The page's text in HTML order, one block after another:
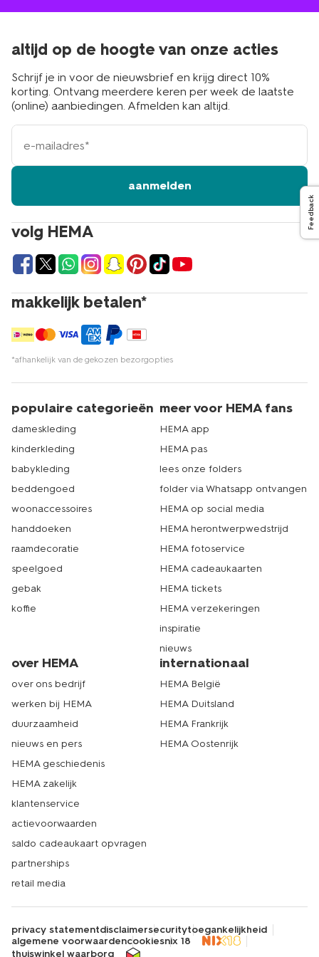
volg HEMA
makkelijk betalen*
*afhankelijk van de gekozen bezorgopties
altijd op de hoogte van onze acties
Schrijf je in voor de nieuwsbrief en krijg direct 10%
korting. Ontvang meerdere keren per week de laatste
(online) aanbiedingen. Afmelden kan altijd.
e-
mailadres
aanmelden
populaire categorieën
dameskleding
kinderkleding
babykleding
beddengoed
woonaccessoires
handdoeken
raamdecoratie
speelgoed
gebak
koffie
meer voor HEMA fans
HEMA app
HEMA pas
lees onze folders
folder via Whatsapp ontvangen
HEMA op social media
HEMA herontwerpwedstrijd
HEMA fotoservice
HEMA cadeaukaarten
HEMA tickets
HEMA verzekeringen
inspiratie
nieuws
over HEMA
over ons bedrijf
werken bij HEMA
duurzaamheid
nieuws en pers
HEMA geschiedenis
HEMA zakelijk
klantenservice
actievoorwaarden
saldo cadeaukaart opvragen
partnerships
retail media
internationaal
HEMA België
HEMA Duitsland
HEMA Frankrijk
HEMA Oostenrijk
privacy statementdisclaimersecuritytoegankelijkheid
algemene voorwaardencookiesnix 18
thuiswinkel waarborg
Feedback